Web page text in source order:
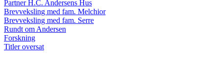
Partner H.C. Andersens Hus
Brevveksling med fam. Melchior
Brevveksling med fam. Serre
Rundt om Andersen
Forskning
Titler oversat